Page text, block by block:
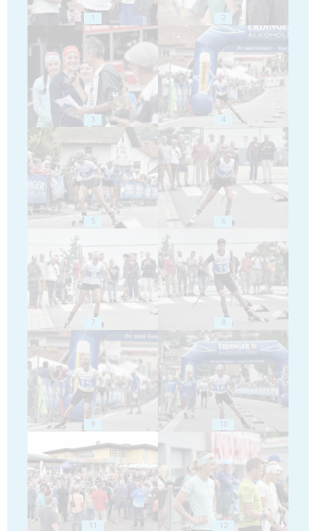
1 2
3 4
5 6
7 8
9 10
11 12